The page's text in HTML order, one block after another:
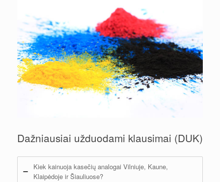
Dažniausiai užduodami klausimai (DUK)
Kiek kainuoja kasečių analogai Vilniuje, Kaune,
Klaipėdoje ir Šiauliuose?